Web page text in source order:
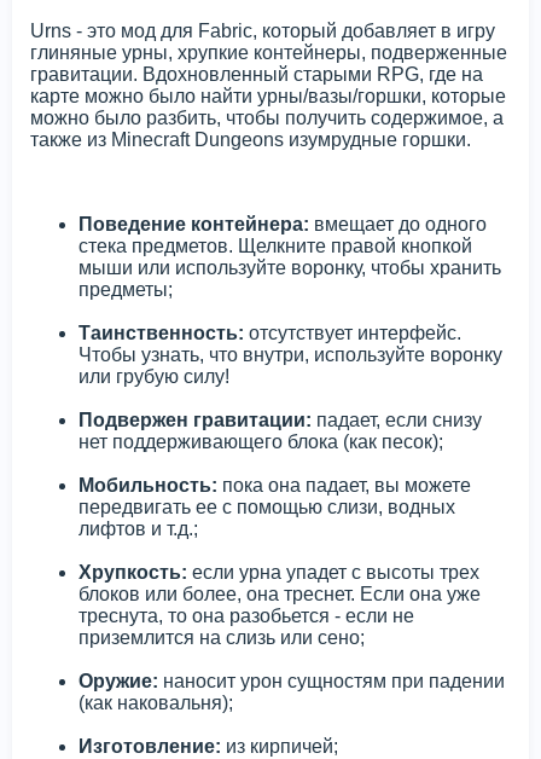
Urns - это мод для Fabric, который добавляет в игру
глиняные урны, хрупкие контейнеры, подверженные
гравитации. Вдохновленный старыми RPG, где на
карте можно было найти урны/вазы/горшки, которые
можно было разбить, чтобы получить содержимое, а
также из Minecraft Dungeons изумрудные горшки.
Поведение контейнера: вмещает до одного
стека предметов. Щелкните правой кнопкой
мыши или используйте воронку, чтобы хранить
предметы;
Таинственность: отсутствует интерфейс.
Чтобы узнать, что внутри, используйте воронку
или грубую силу!
Подвержен гравитации: падает, если снизу
нет поддерживающего блока (как песок);
Мобильность: пока она падает, вы можете
передвигать ее с помощью слизи, водных
лифтов и т.д.;
Хрупкость: если урна упадет с высоты трех
блоков или более, она треснет. Если она уже
треснута, то она разобьется - если не
приземлится на слизь или сено;
Оружие: наносит урон сущностям при падении
(как наковальня);
Изготовление: из кирпичей;